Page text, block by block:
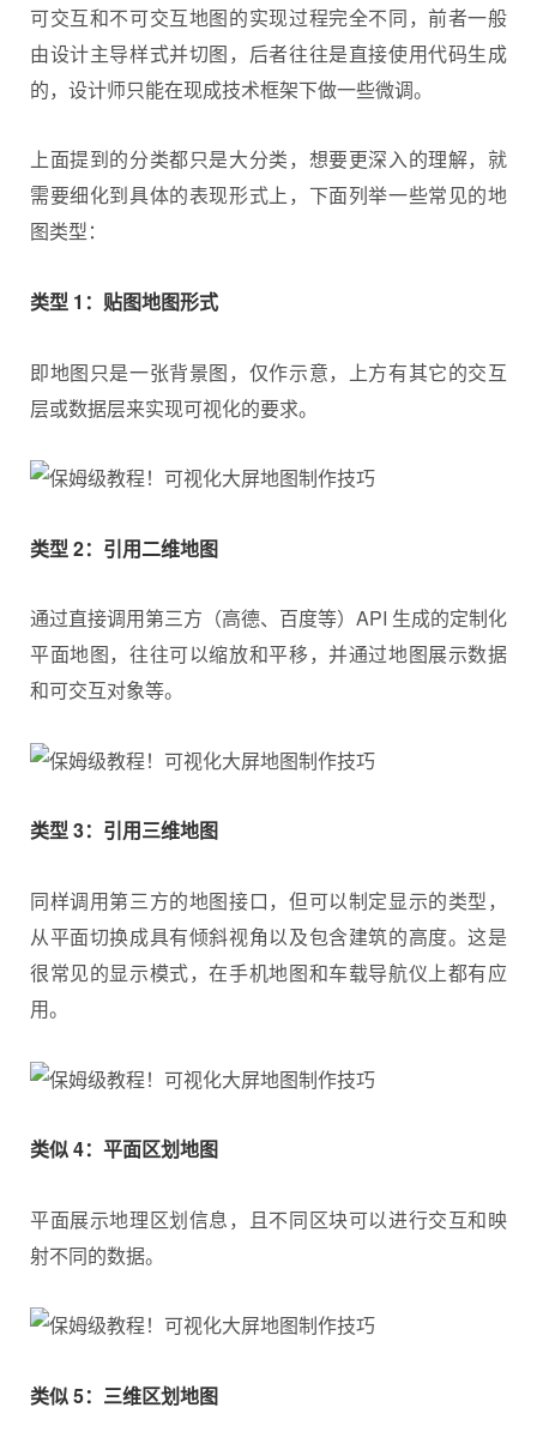
可交互和不可交互地图的实现过程完全不同，前者一般
由设计主导样式并切图，后者往往是直接使用代码生成
的， 设计师只能在现成技术框架下做一些微调。
上面提到的分类都只是大分类，想要更深入的理解，就
需要细化到具体的表现形式上，下面列举一些常见的地
图类型：
类型 1：贴图地图形式
即地图只是一张背景图，仅作示意，上方有其它的交互
层或数据层来实现可视化的要求。
类型 2：引用二维地图
通过直接调用第三方（高德、百度等）API 生成的定制化
平面地图，往往可以缩放和平移，并通过地图展示数据
和可交互对象等。
类型 3：引用三维地图
同样调用第三方的地图接口，但可以制定显示的类型，
从平面切换成具有倾斜视角以及包含建筑的高度。这是
很常见的显示模式，在手机地图和车载导航仪上都有应
用。
类似 4：平面区划地图
平面展示地理区划信息，且不同区块可以进行交互和映
射不同的数据。
类似 5：三维区划地图